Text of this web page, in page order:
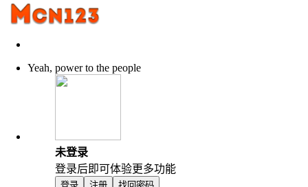
Yeah, power to the people
未登录
登录后即可体验更多功能